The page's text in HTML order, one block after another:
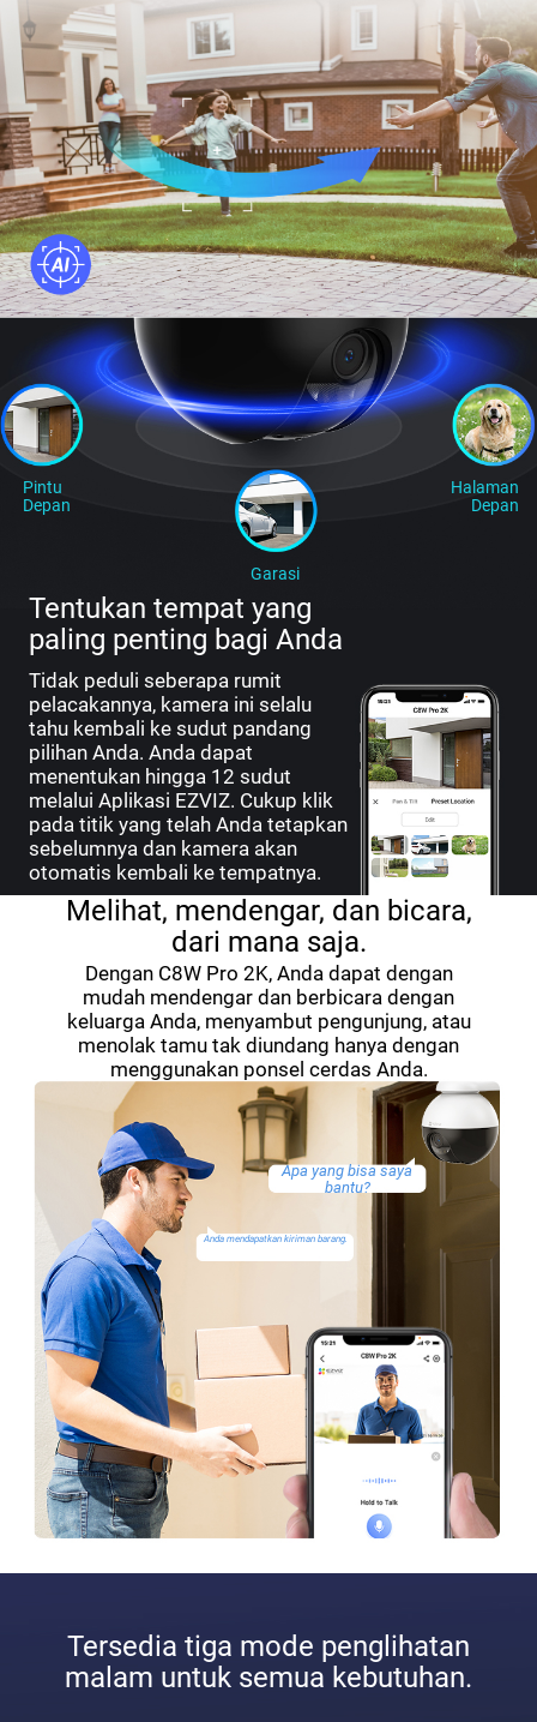
Tentukan tempat yang
paling penting bagi Anda
Tidak peduli seberapa rumit
pelacakannya, kamera ini selalu
tahu kembali ke sudut pandang
pilihan Anda. Anda dapat
menentukan hingga 12 sudut
melalui Aplikasi EZVIZ. Cukup klik
pada titik yang telah Anda tetapkan
sebelumnya dan kamera akan
otomatis kembali ke tempatnya.
Pintu
Depan
Halaman
Depan
Garasi
Melihat, mendengar, dan bicara,
dari mana saja.
Dengan C8W Pro 2K, Anda dapat dengan
mudah mendengar dan berbicara dengan
keluarga Anda, menyambut pengunjung, atau
menolak tamu tak diundang hanya dengan
menggunakan ponsel cerdas Anda.
Apa yang bisa saya
bantu?
Anda mendapatkan kiriman barang.
Tersedia tiga mode penglihatan
malam untuk semua kebutuhan.